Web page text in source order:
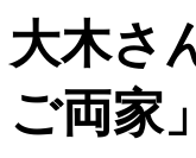
大木さ
ご両家」